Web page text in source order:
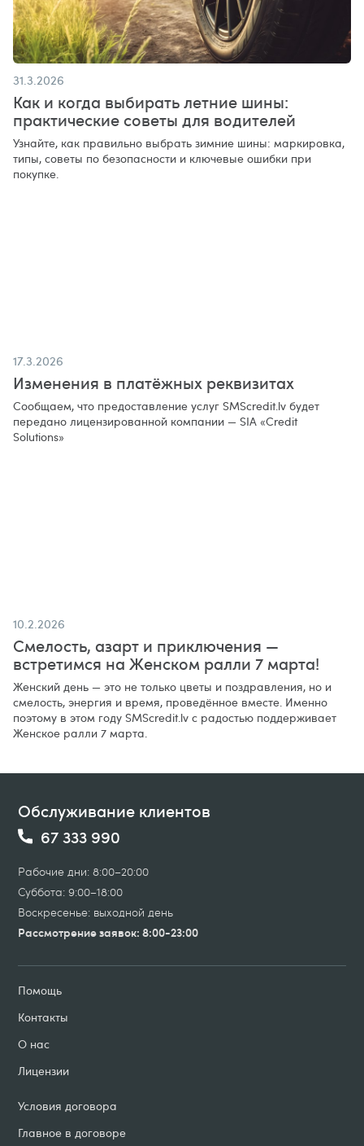
31.3.2026
Как и когда выбирать летние шины:
практические советы для водителей
Узнайте, как правильно выбрать зимние шины: маркировка,
типы, советы по безопасности и ключевые ошибки при
покупке.
17.3.2026
Изменения в платёжных реквизитах
Сообщаем, что предоставление услуг SMScredit.lv будет
передано лицензированной компании — SIA «Credit
Solutions»
10.2.2026
Смелость, азарт и приключения —
встретимся на Женском ралли 7 марта!
Женский день — это не только цветы и поздравления, но и
смелость, энергия и время, проведённое вместе. Именно
поэтому в этом году SMScredit.lv с радостью поддерживает
Женское ралли 7 марта.
Обслуживание клиентов
67 333 990
Рабочие дни: 8:00–20:00
Суббота: 9:00–18:00
Воскресенье: выходной день
Рассмотрение заявок: 8:00-23:00
Помощь
Контакты
О нас
Лицензии
Условия договорa
Главное в договоре